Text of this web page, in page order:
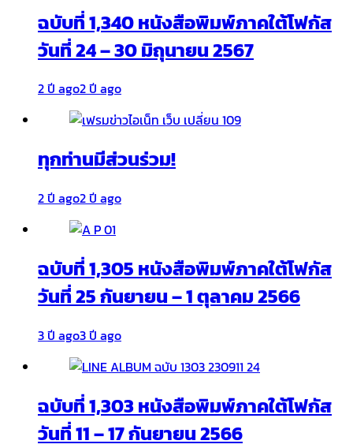
ฉบับที่ 1,340 หนังสือพิมพ์ภาคใต้โฟกัส
วันที่ 24 – 30 มิถุนายน 2567
2 ปี ago2 ปี ago
ทุกท่านมีส่วนร่วม!
2 ปี ago2 ปี ago
ฉบับที่ 1,305 หนังสือพิมพ์ภาคใต้โฟกัส
วันที่ 25 กันยายน – 1 ตุลาคม 2566
3 ปี ago3 ปี ago
ฉบับที่ 1,303 หนังสือพิมพ์ภาคใต้โฟกัส
วันที่ 11 – 17 กันยายน 2566